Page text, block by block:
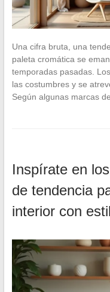
Una cifra bruta, una
paleta cromática se
temporadas pasadas.
las costumbres y se
Según algunas marcas
Inspírate en
de tendencia
interior con